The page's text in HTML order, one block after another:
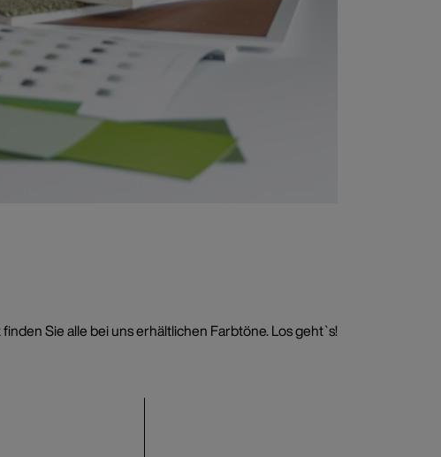
Sie alle bei uns erhältlichen Farbtöne. Los geht`s!